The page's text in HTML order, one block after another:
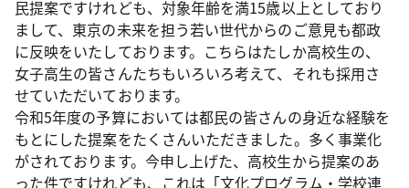
民提案ですけれども、対象年齢を満15歳以上としており
まして、東京の未来を担う若い世代からのご意見も都政
に反映をいたしております。こちらはたしか高校生の、
女子高生の皆さんたちもいろいろ考えて、それも採用さ
せていただいております。
令和5年度の予算においては都民の皆さんの身近な経験を
もとにした提案をたくさんいただきました。多く事業化
がされております。今申し上げた、高校生から提案のあ
った件ですけれども、これは「文化プログラム・学校連